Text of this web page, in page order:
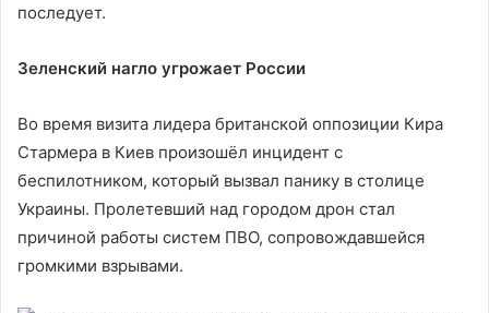
последует.
Зеленский нагло угрожает России
Во время визита лидера британской оппозиции Кира
Стармера в Киев произошёл инцидент с
беспилотником, который вызвал панику в столице
Украины. Пролетевший над городом дрон стал
причиной работы систем ПВО, сопровождавшейся
громкими взрывами.